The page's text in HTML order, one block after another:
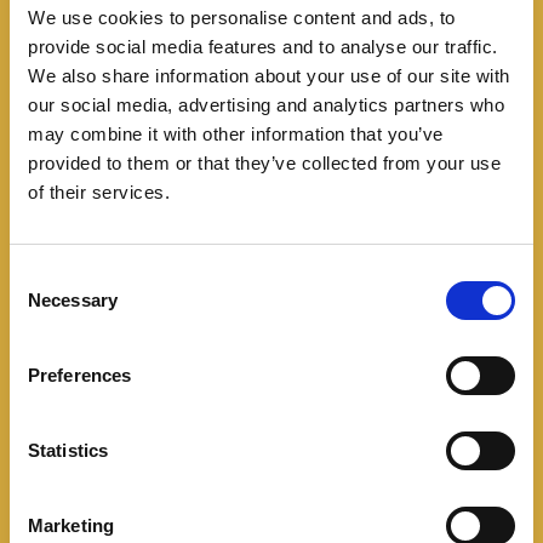
We use cookies to personalise content and ads, to
provide social media features and to analyse our traffic.
We also share information about your use of our site with
our social media, advertising and analytics partners who
may combine it with other information that you’ve
provided to them or that they’ve collected from your use
of their services.
Necessary
Preferences
Statistics
Marketing
Con Sistemas Avanzados de Asistencia a la
emergencia, el asistente de mantenimiento de carril
Fastback Limited promueve una conducción más